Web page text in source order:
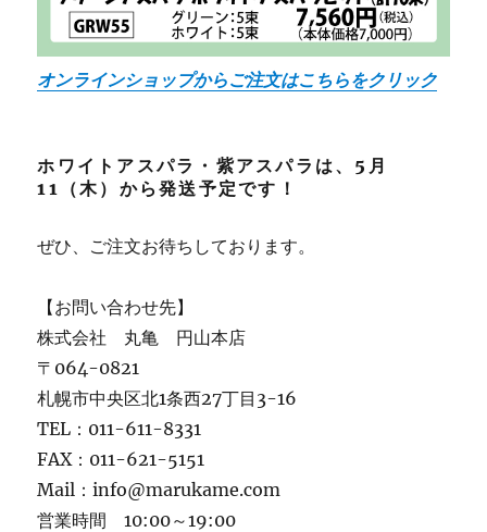
オンラインショップからご注文はこちらをクリック
ホワイトアスパラ・紫アスパラは、5月
11（木）から発送予定です！
ぜひ、ご注文お待ちしております。
【お問い合わせ先】
株式会社 丸亀 円山本店
〒064-0821
札幌市中央区北1条西27丁目3-16
TEL：011-611-8331
FAX：011-621-5151
Mail：info@marukame.com
営業時間 10:00～19:00